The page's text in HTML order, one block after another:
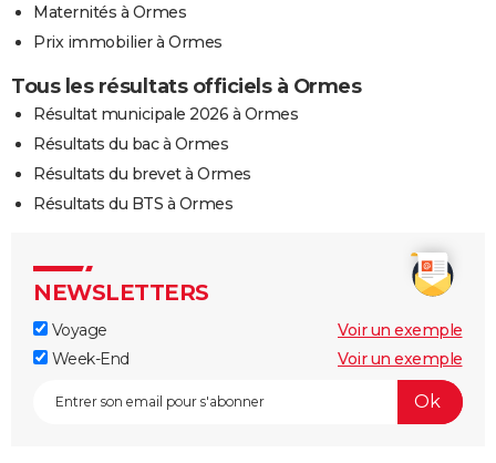
Maternités à Ormes
Prix immobilier à Ormes
Tous les résultats officiels à Ormes
Résultat municipale 2026 à Ormes
Résultats du bac à Ormes
Résultats du brevet à Ormes
Résultats du BTS à Ormes
NEWSLETTERS
Voyage
Voir un exemple
Week-End
Voir un exemple